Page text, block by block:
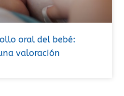
oral del bebé:
valoración